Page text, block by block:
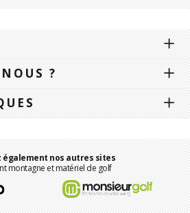
?
également nos autres sites
montagne et matériel de golf